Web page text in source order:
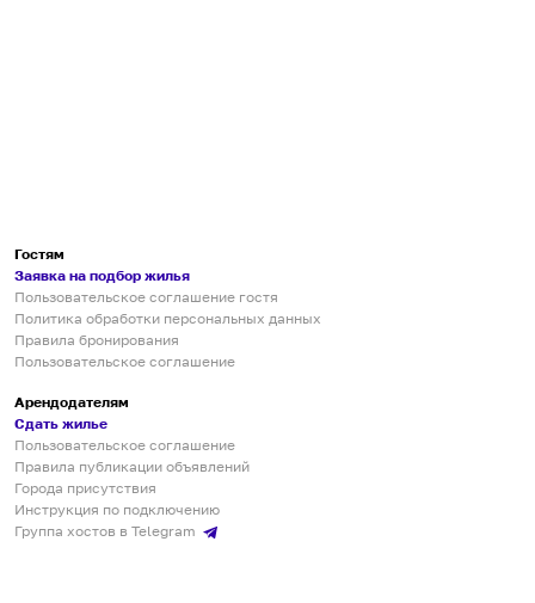
Гостям
Заявка на подбор жилья
Пользовательское соглашение гостя
Политика обработки персональных данных
Правила бронирования
Пользовательское соглашение
Арендодателям
Сдать жилье
Пользовательское соглашение
Правила публикации объявлений
Города присутствия
Инструкция по подключению
Группа хостов в Telegram